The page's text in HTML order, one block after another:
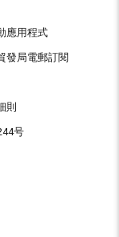
應用程式
發局電郵訂閱
則
号